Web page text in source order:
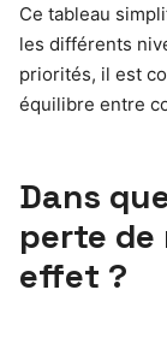
Ce tableau
les différents
priorités, il est
équilibre entre
Dans
perte de
effet ?